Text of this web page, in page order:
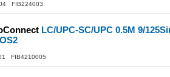
FIB224003
LC/UPC-SC/UPC 0.5M 9/
FIB4210005